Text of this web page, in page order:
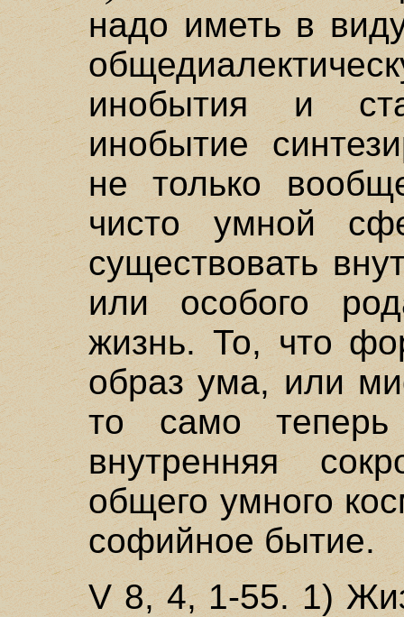
надо иметь в
инобытия и
инобытие
не только
чисто умной
существовать
или особого
жизнь. То, что
образ ума, или
то само теперь
внутренняя
общего умного
софийное бытие.
V 8, 4, 1-55. 1)